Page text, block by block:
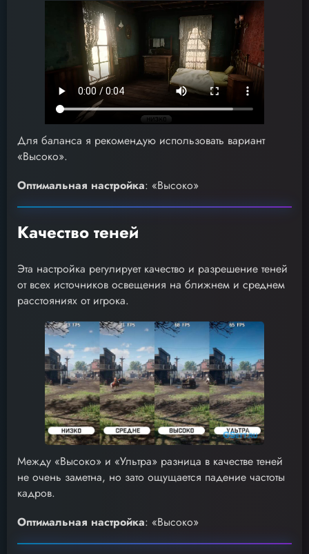
Для баланса я рекомендую использовать вариант
«Высоко».
Оптимальная настройка: «Высоко»
Качество теней
Эта настройка регулирует качество и разрешение теней
от всех источников освещения на ближнем и среднем
расстояниях от игрока.
Между «Высоко» и «Ультра» разница в качестве теней
не очень заметна, но зато ощущается падение частоты
кадров.
Оптимальная настройка: «Высоко»